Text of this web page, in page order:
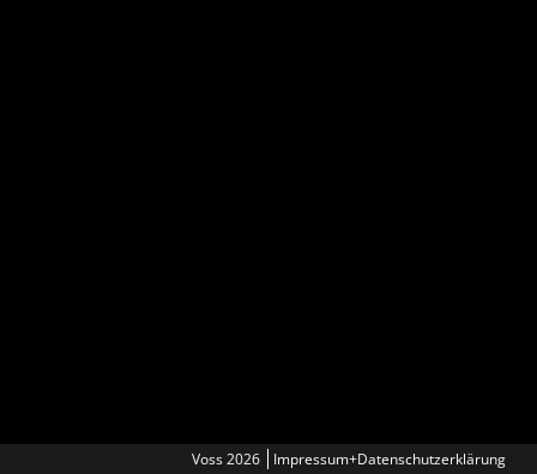
Voss 2026 Impressum+Datenschutzerklärung